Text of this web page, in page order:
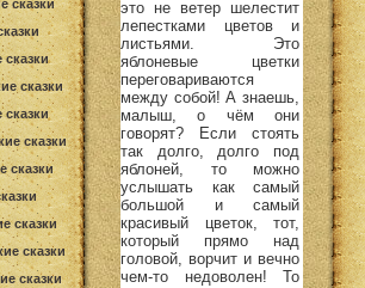
сказки
сказки
сказки
сказки
сказки
сказки
сказки
это не ветер шелестит
лепестками цветов и
листьями. Это
яблоневые цветки
переговариваются
между собой! А знаешь,
малыш, о чём они
говорят? Если стоять
так долго, долго под
яблоней, то можно
услышать как самый
большой и самый
красивый цветок, тот,
который прямо над
головой, ворчит и вечно
чем-то недоволен! То